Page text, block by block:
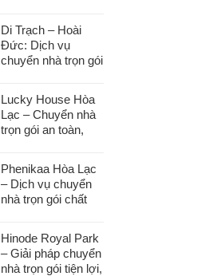
Di Trạch – Hoài
Đức: Dịch vụ
chuyển nhà trọn gói
dọn
Lucky House Hòa
Lạc – Chuyển nhà
trọn gói an toàn,
Phenikaa Hòa Lạc
– Dịch vụ chuyển
nhà trọn gói chất
Hinode Royal Park
– Giải pháp chuyển
nhà trọn gói tiện lợi,